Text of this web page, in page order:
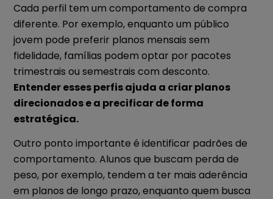
Cada perfil tem um comportamento de compra
diferente. Por exemplo, enquanto um público
jovem pode preferir planos mensais sem
fidelidade, famílias podem optar por pacotes
trimestrais ou semestrais com desconto.
Entender esses perfis ajuda a criar planos
direcionados e a precificar de forma
estratégica.
Outro ponto importante é identificar padrões de
comportamento. Alunos que buscam perda de
peso, por exemplo, tendem a ter mais aderência
em planos de longo prazo, enquanto quem busca